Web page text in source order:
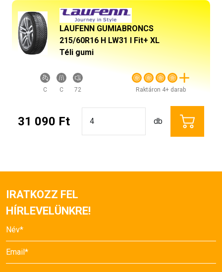
LAUFENN GUMIABRONCS
215/60R16 H LW31 I Fit+ XL
Téli gumi
C C 72 Raktáron 4+ darab
31 090 Ft db
IRATKOZZ FEL
HÍRLEVELÜNKRE!